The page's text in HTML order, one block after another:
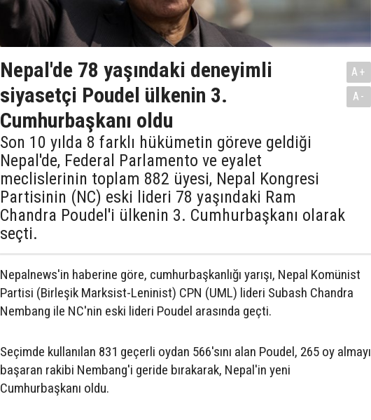
Nepal'de 78 yaşındaki deneyimli
siyasetçi Poudel ülkenin 3.
Cumhurbaşkanı oldu
Son 10 yılda 8 farklı hükümetin göreve geldiği
Nepal'de, Federal Parlamento ve eyalet
meclislerinin toplam 882 üyesi, Nepal Kongresi
Partisinin (NC) eski lideri 78 yaşındaki Ram
Chandra Poudel'i ülkenin 3. Cumhurbaşkanı olarak
seçti.
A+
A-
Nepalnews'in haberine göre, cumhurbaşkanlığı yarışı, Nepal Komünist
Partisi (Birleşik Marksist-Leninist) CPN (UML) lideri Subash Chandra
Nembang ile NC'nin eski lideri Poudel arasında geçti.
Seçimde kullanılan 831 geçerli oydan 566'sını alan Poudel, 265 oy almayı
başaran rakibi Nembang'i geride bırakarak, Nepal'in yeni
Cumhurbaşkanı oldu.